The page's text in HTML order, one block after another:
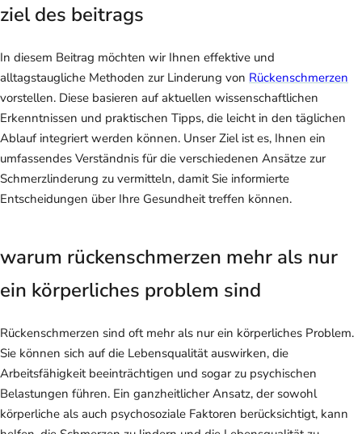
ziel des beitrags
In diesem Beitrag möchten wir Ihnen effektive und
alltagstaugliche Methoden zur Linderung von Rückenschmerzen
vorstellen. Diese basieren auf aktuellen wissenschaftlichen
Erkenntnissen und praktischen Tipps, die leicht in den täglichen
Ablauf integriert werden können. Unser Ziel ist es, Ihnen ein
umfassendes Verständnis für die verschiedenen Ansätze zur
Schmerzlinderung zu vermitteln, damit Sie informierte
Entscheidungen über Ihre Gesundheit treffen können.
warum rückenschmerzen mehr als nur
ein körperliches problem sind
Rückenschmerzen sind oft mehr als nur ein körperliches Problem.
Sie können sich auf die Lebensqualität auswirken, die
Arbeitsfähigkeit beeinträchtigen und sogar zu psychischen
Belastungen führen. Ein ganzheitlicher Ansatz, der sowohl
körperliche als auch psychosoziale Faktoren berücksichtigt, kann